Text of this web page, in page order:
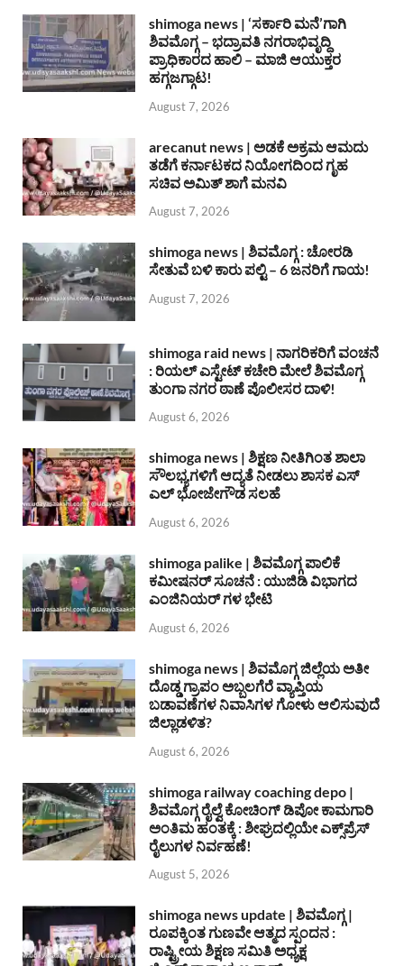
shimoga news | ‘ಸರ್ಕಾರಿ ಮನೆ’ಗಾಗಿ
ಶಿವಮೊಗ್ಗ – ಭದ್ರಾವತಿ ನಗರಾಭಿವೃದ್ದಿ
ಪ್ರಾಧಿಕಾರದ ಹಾಲಿ – ಮಾಜಿ ಆಯುಕ್ತರ
ಹಗ್ಗಜಗ್ಗಾಟ!
August 7, 2026
arecanut news | ಅಡಕೆ ಅಕ್ರಮ ಆಮದು
ತಡೆಗೆ ಕರ್ನಾಟಕದ ನಿಯೋಗದಿಂದ ಗೃಹ
ಸಚಿವ ಅಮಿತ್ ಶಾಗೆ ಮನವಿ
August 7, 2026
shimoga news | ಶಿವಮೊಗ್ಗ : ಚೋರಡಿ
ಸೇತುವೆ ಬಳಿ ಕಾರು ಪಲ್ಟಿ – 6 ಜನರಿಗೆ ಗಾಯ!
August 7, 2026
shimoga raid news | ನಾಗರಿಕರಿಗೆ ವಂಚನೆ
: ರಿಯಲ್ ಎಸ್ಟೇಟ್ ಕಚೇರಿ ಮೇಲೆ ಶಿವಮೊಗ್ಗ
ತುಂಗಾ ನಗರ ಠಾಣೆ ಪೊಲೀಸರ ದಾಳಿ!
August 6, 2026
shimoga news | ಶಿಕ್ಷಣ ನೀತಿಗಿಂತ ಶಾಲಾ
ಸೌಲಭ್ಯಗಳಿಗೆ ಆದ್ಯತೆ ನೀಡಲು ಶಾಸಕ ಎಸ್
ಎಲ್ ಭೋಜೇಗೌಡ ಸಲಹೆ
August 6, 2026
shimoga palike | ಶಿವಮೊಗ್ಗ ಪಾಲಿಕೆ
ಕಮೀಷನರ್ ಸೂಚನೆ : ಯುಜಿಡಿ ವಿಭಾಗದ
ಎಂಜಿನಿಯರ್ ಗಳ ಭೇಟಿ
August 6, 2026
shimoga news | ಶಿವಮೊಗ್ಗ ಜಿಲ್ಲೆಯ ಅತೀ
ದೊಡ್ಡ ಗ್ರಾಪಂ ಅಬ್ಬಲಗೆರೆ ವ್ಯಾಪ್ತಿಯ
ಬಡಾವಣೆಗಳ ನಿವಾಸಿಗಳ ಗೋಳು ಆಲಿಸುವುದೆ
ಜಿಲ್ಲಾಡಳಿತ?
August 6, 2026
shimoga railway coaching depo |
ಶಿವಮೊಗ್ಗ ರೈಲ್ವೆ ಕೋಚಿಂಗ್ ಡಿಪೋ ಕಾಮಗಾರಿ
ಅಂತಿಮ ಹಂತಕ್ಕೆ : ಶೀಘ್ರದಲ್ಲಿಯೇ ಎಕ್ಸ್‌ಪ್ರೆಸ್
ರೈಲುಗಳ ನಿರ್ವಹಣೆ!
August 5, 2026
shimoga news update | ಶಿವಮೊಗ್ಗ |
ರೂಪಕ್ಕಿಂತ ಗುಣವೇ ಆತ್ಮದ ಸ್ಪಂದನ :
ರಾಷ್ಟ್ರೀಯ ಶಿಕ್ಷಣ ಸಮಿತಿ ಅಧ್ಯಕ್ಷ